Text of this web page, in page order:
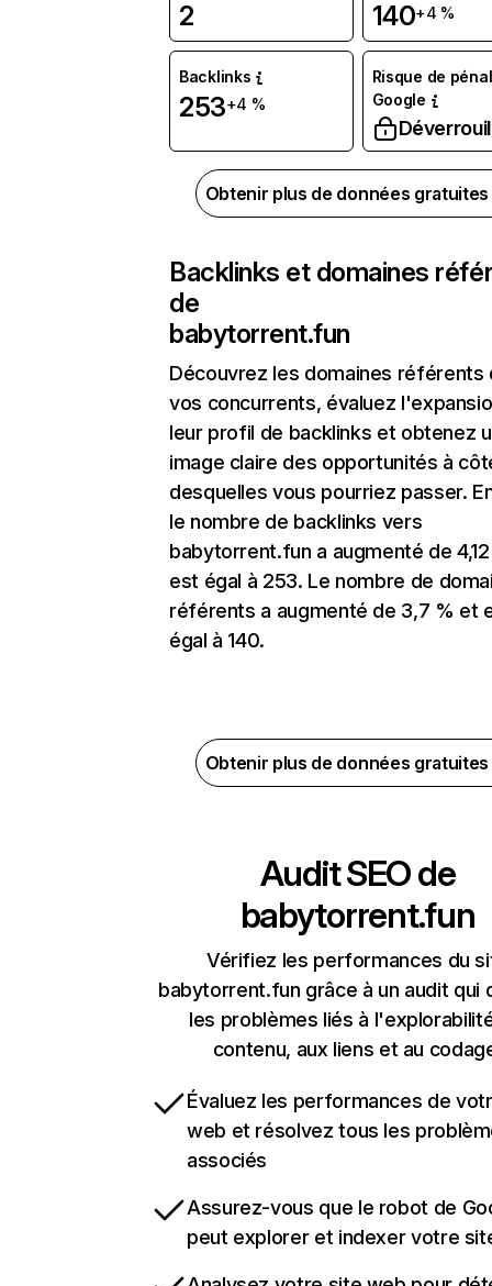
2 140+4 %
Backlinks
253+4 %
Risque de
Google
Obtenir plus de données
Backlinks et domaines
de
babytorrent.fun
Découvrez les domaines référents
vos concurrents, évaluez
leur profil de backlinks et obtenez
image claire des opportunités à
desquelles vous pourriez passer.
le nombre de backlinks vers
babytorrent.fun a augmenté de
est égal à 253. Le nombre de
référents a augmenté de 3,7 % et
égal à 140.
Obtenir plus de données
Audit SEO de
babytorrent.fun
Vérifiez les performances du
babytorrent.fun grâce à un audit qui
les problèmes liés à
contenu, aux liens et au
Évaluez les performances de
web et résolvez tous les
associés
Assurez-vous que le robot de
peut explorer et indexer votre